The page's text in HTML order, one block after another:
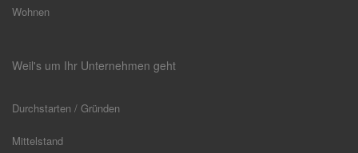
Wohnen
Weil's um Ihr Unternehmen geht
Durchstarten / Gründen
Mittelstand